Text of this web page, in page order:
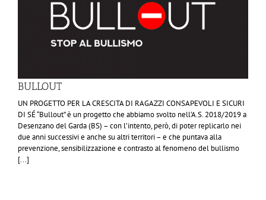
BULLOUT
UN PROGETTO PER LA CRESCITA DI RAGAZZI CONSAPEVOLI E SICURI
DI SÉ “Bullout” è un progetto che abbiamo svolto nell’A.S. 2018/2019 a
Desenzano del Garda (BS) – con l’intento, però, di poter replicarlo nei
due anni successivi e anche su altri territori – e che puntava alla
prevenzione, sensibilizzazione e contrasto al fenomeno del bullismo
[...]